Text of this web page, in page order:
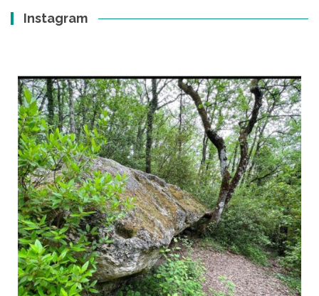
Instagram